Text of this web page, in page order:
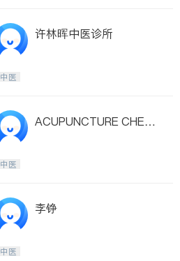
许林晖中医诊所
中医
ACUPUNCTURE CHERA
中医
李铮
中医